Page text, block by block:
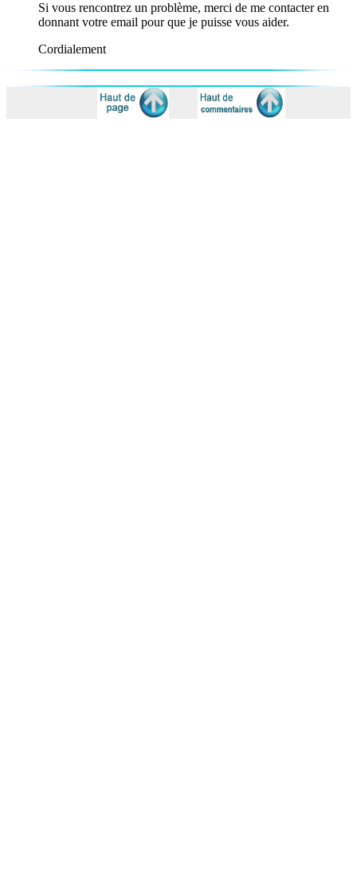
Si vous rencontrez un problème, merci de me contacter en
donnant votre email pour que je puisse vous aider.
Cordialement